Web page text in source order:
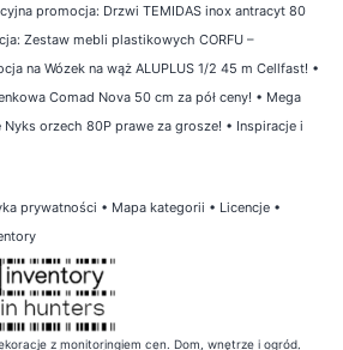
promocja: Drzwi TEMIDAS inox antracyt 80
Zestaw mebli plastikowych CORFU –
na Wózek na wąż ALUPLUS 1/2 45 m Cellfast! •
Comad Nova 50 cm za pół ceny! • Mega
orzech 80P prawe za grosze! • Inspiracje i
prywatności • Mapa kategorii • Licencje •
z monitoringiem cen. Dom, wnętrze i ogród.